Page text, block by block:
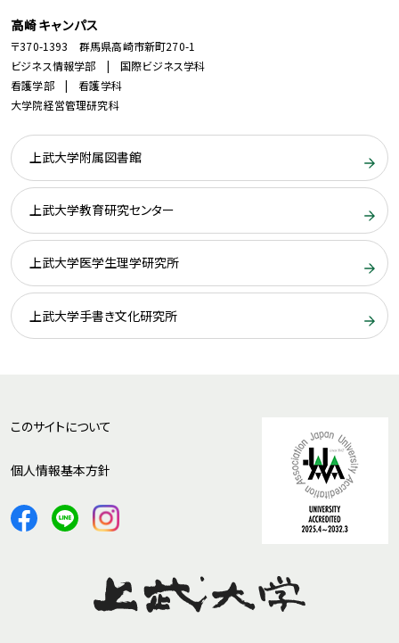
高崎キャンパス
〒370-1393 群馬県高崎市新町270-1
ビジネス情報学部 | 国際ビジネス学科
看護学部 | 看護学科
大学院経営管理研究科
上武大学附属図書館
上武大学教育研究センター
上武大学医学生理学研究所
上武大学手書き文化研究所
このサイトについて
個人情報基本方針